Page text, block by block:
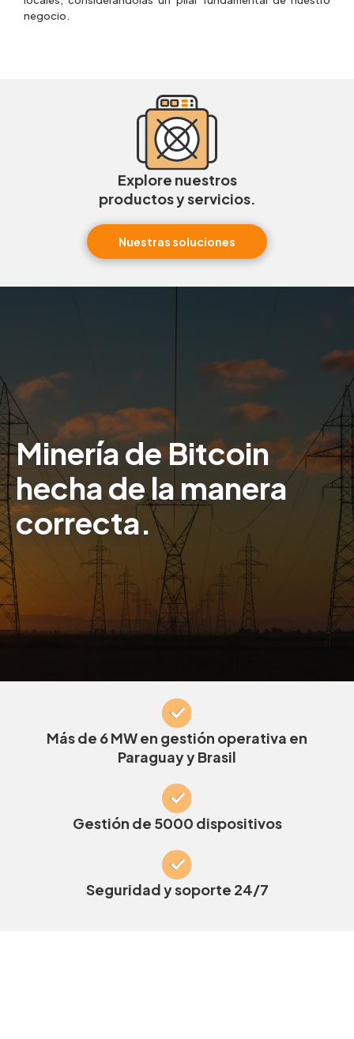
negocio.
Explore nuestros
productos y servicios.
Nuestras soluciones
Minería de Bitcoin
hecha de la manera
correcta.
Más de 6 MW en gestión operativa en
Paraguay y Brasil
Gestión de 5000 dispositivos
Seguridad y soporte 24/7